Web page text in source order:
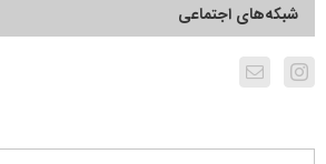
شبکه‌های اجتماعی